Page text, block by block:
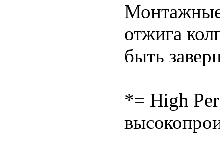
Монтажные
отжига
быть
*= High